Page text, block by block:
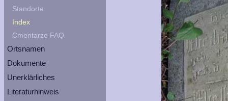
Standorte
Index
Cmentarze FAQ
Ortsnamen
Dokumente
Unerklärliches
Literaturhinweis